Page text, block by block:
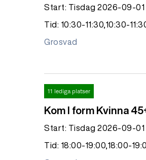
Start: Tisdag 2026-09-01
Tid: 10:30-11:30,10:30-
Grosvad
11 lediga platser
Kom I form Kvinna
Start: Tisdag 2026-09-01
Tid: 18:00-19:00,18:00-